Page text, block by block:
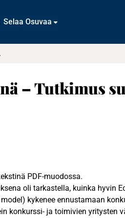
Selaa Osuvaa
– Tutkimus
PDF-muodossa.
oli tarkastella, kuinka hyvin
kykenee ennustamaan
konkurssi- ja toimivien yritysten